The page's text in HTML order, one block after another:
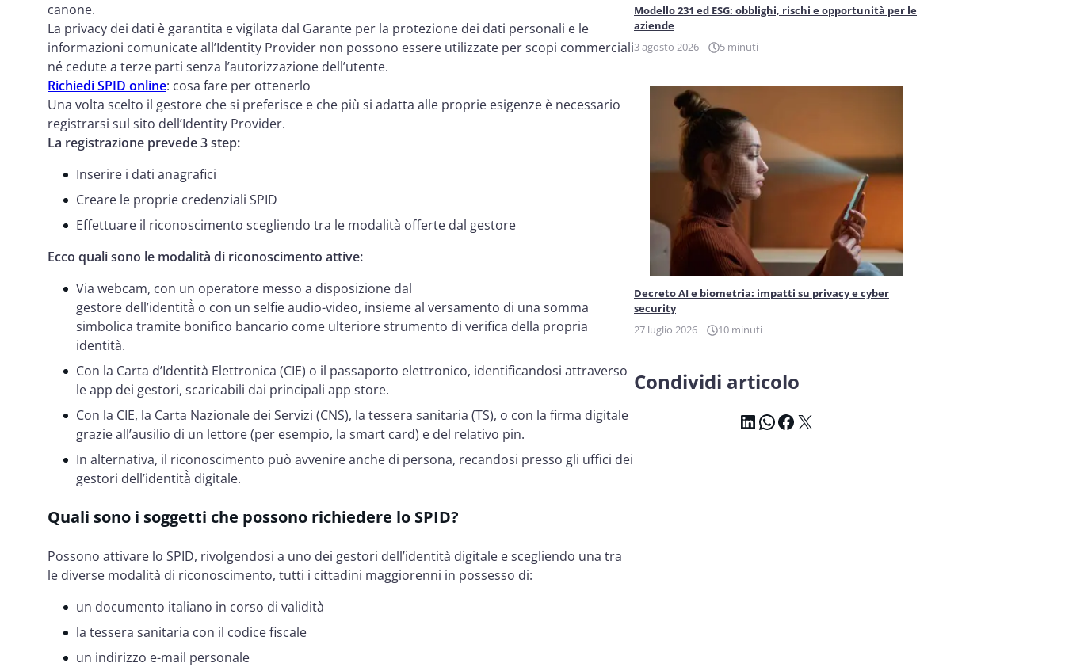
canone.
La privacy dei dati è garantita e vigilata dal Garante per la protezione dei dati personali e le
informazioni comunicate all’Identity Provider non possono essere utilizzate per scopi commerciali
né cedute a terze parti senza l’autorizzazione dell’utente.
Richiedi SPID online: cosa fare per ottenerlo
Una volta scelto il gestore che si preferisce e che più si adatta alle proprie esigenze è necessario
registrarsi sul sito dell’Identity Provider.
La registrazione prevede 3 step:
Inserire i dati anagrafici
Creare le proprie credenziali SPID
Effettuare il riconoscimento scegliendo tra le modalità offerte dal gestore
Ecco quali sono le modalità di riconoscimento attive:
Via webcam, con un operatore messo a disposizione dal
gestore dell’identità̀ o con un selfie audio-video, insieme al versamento di una somma
simbolica tramite bonifico bancario come ulteriore strumento di verifica della propria
identità.
Con la Carta d’Identità Elettronica (CIE) o il passaporto elettronico, identificandosi attraverso
le app dei gestori, scaricabili dai principali app store.
Con la CIE, la Carta Nazionale dei Servizi (CNS), la tessera sanitaria (TS), o con la firma digitale
grazie all’ausilio di un lettore (per esempio, la smart card) e del relativo pin.
In alternativa, il riconoscimento può avvenire anche di persona, recandosi presso gli uffici dei
gestori dell’identità̀ digitale.
Quali sono i soggetti che possono richiedere lo SPID?
Possono attivare lo SPID, rivolgendosi a uno dei gestori dell’identità digitale e scegliendo una tra
le diverse modalità di riconoscimento, tutti i cittadini maggiorenni in possesso di:
un documento italiano in corso di validità
la tessera sanitaria con il codice fiscale
un indirizzo e-mail personale
Modello 231 ed ESG: obblighi, rischi e opportunità per le
aziende
3 agosto 2026
5 minuti
Decreto AI e biometria: impatti su privacy e cyber
security
27 luglio 2026
10 minuti
Condividi articolo
LinkedIn WhatsApp Facebook X